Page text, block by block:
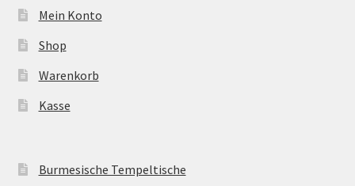
Mein Konto
Shop
Warenkorb
Kasse
Burmesische Tempeltische